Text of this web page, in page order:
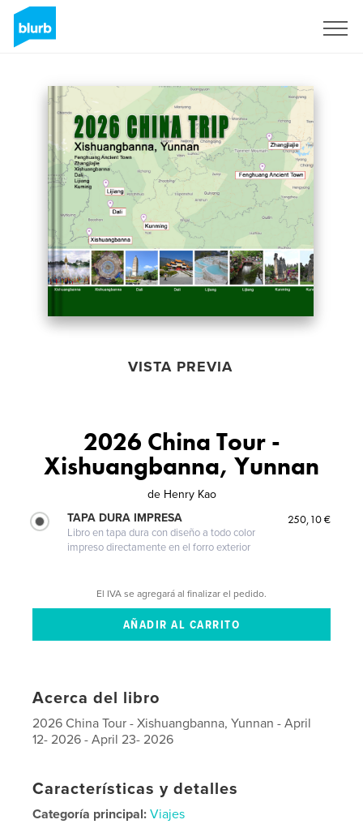
VISTA PREVIA
2026 China Tour -
Xishuangbanna, Yunnan
de Henry Kao
TAPA DURA IMPRESA
Libro en tapa dura con diseño a todo color
impreso directamente en el forro exterior
250,10 €
El IVA se agregará al finalizar el pedido.
Acerca del libro
2026 China Tour - Xishuangbanna, Yunnan - April
12- 2026 - April 23- 2026
Características y detalles
Categoría principal: Viajes